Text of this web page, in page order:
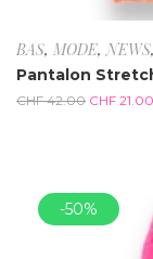
BAS, MODE,NEWS,
Pantalon
CHF42.00 CHF 21.00
-50%